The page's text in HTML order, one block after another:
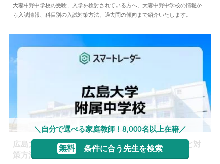
中学情報 2024.04.02
大妻中野中学校の受験、入学を検討されている方へ。大妻中野中学校の情報か
ら入試情報、科目別の入試対策方法、過去問の傾向まで紹介いたします。
広島大学附属中学校の偏差値や倍率など入試情報と対
策方法を徹底解説！
＼自分で選べる家庭教師！8,000名以上在籍／
無料 条件に合う先生を検索